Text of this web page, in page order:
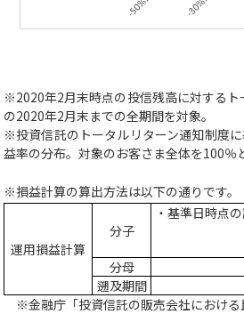
※2020年2月末時点の投信残高に対する
の2020年2月末までの全期間を対象。
※投資信託のトータルリターン通知制度
益率の分布。対象のお客さま全体を100％
※損益計算の算出方法は以下の通りです。
運用損益計算
分子
・基準日時点
分母
遡及期間
※金融庁「投資信託の販売会社における